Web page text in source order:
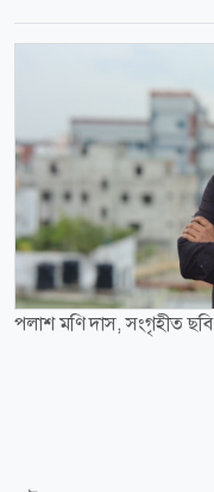
পলাশ মণি দাস, সংগৃহীত